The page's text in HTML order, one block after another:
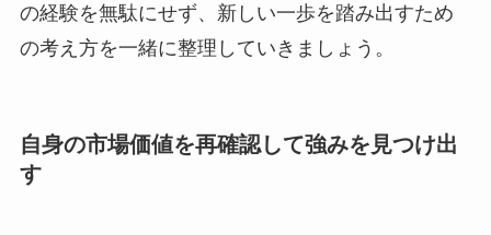
の経験を無駄にせず、新しい一歩を踏み出すため
の考え方を一緒に整理していきましょう。
自身の市場価値を再確認して強みを見つけ出
す